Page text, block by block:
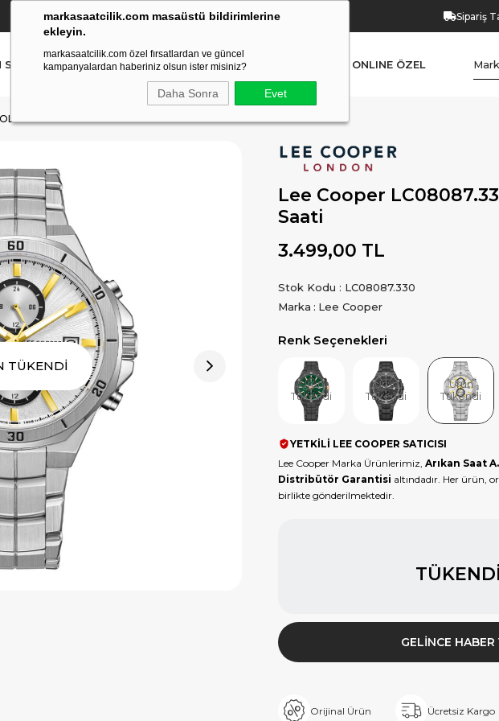
markasaatcilik.com masaüstü bildirimlerine
ekleyin.
markasaatcilik.com özel fırsatlardan ve güncel
kampanyalardan haberiniz olsun ister misiniz?
Daha Sonra Evet
YETKİLİ SATICI (Ücretsiz Kargo Ve İade) Sipariş
ERKEK SAAT AKILLI SAAT ONLINE ÖZEL
SAATI
TÜKENDİ
Lee Cooper
Saati
3.499,00 TL
Stok Kodu
LC08087.330
Marka : Lee Cooper
Renk Seçenekleri
Ürün
Tükendi
Ürün
Tükendi
Ürün
Tükendi
YETKİLİ LEE COOPER SATICISI
Lee Cooper Marka Ürünlerimiz, Arıkan Saat
Distribütör Garantisi altındadır. Her ürün,
birlikte gönderilmektedir.
GELINCE HABER
Orijinal Ürün Ücretsiz Kargo